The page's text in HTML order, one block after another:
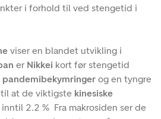
i forhold til ved stengetid i
viser en blandet utvikling i
er Nikkei kort før stengetid
pandemibekymringer og en tyngre
at de viktigste kinesiske
2.2 % Fra makrosiden ser de